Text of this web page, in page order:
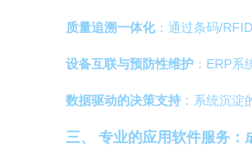
质量追溯一体化：通过条码/
设备互联与预防性维护 ：ERP
数据驱动的决策支持 ：系统沉
三、 专业的应用软件服务